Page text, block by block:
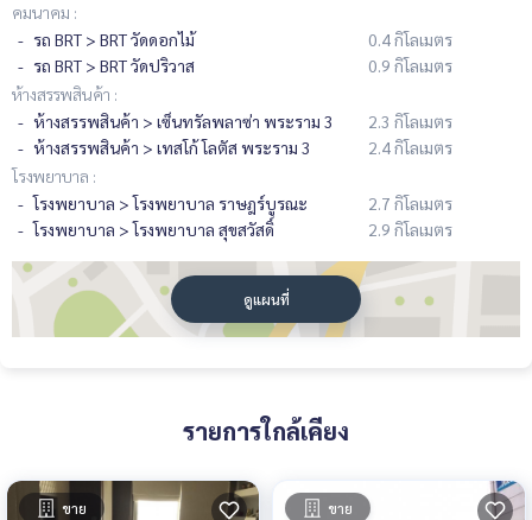
คมนาคม :
รถ BRT > BRT วัดดอกไม้
0.4 กิโลเมตร
รถ BRT > BRT วัดปริวาส
0.9 กิโลเมตร
ห้างสรรพสินค้า :
ห้างสรรพสินค้า > เซ็นทรัลพลาซ่า พระราม 3
2.3 กิโลเมตร
ห้างสรรพสินค้า > เทสโก้ โลตัส พระราม 3
2.4 กิโลเมตร
โรงพยาบาล :
โรงพยาบาล > โรงพยาบาล ราษฎร์บูรณะ
2.7 กิโลเมตร
โรงพยาบาล > โรงพยาบาล สุขสวัสดิ์
2.9 กิโลเมตร
ดูแผนที่
รายการใกล้เคียง
ขาย ขาย